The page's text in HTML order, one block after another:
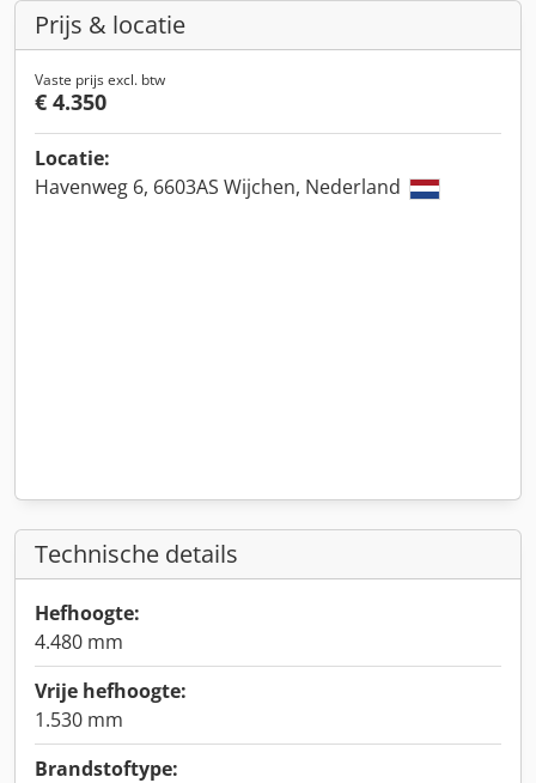
Prijs & locatie
Vaste prijs excl. btw
€ 4.350
Locatie:
Havenweg 6, 6603AS Wijchen, Nederland
Technische details
Hefhoogte:
4.480 mm
Vrije hefhoogte:
1.530 mm
Brandstoftype: